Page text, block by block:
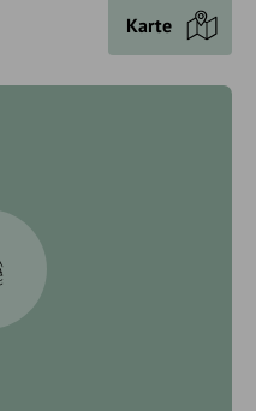
Karte